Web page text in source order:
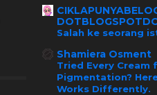
Salah ke seorang
Shamiera Osment
Tried Every Cream
Pigmentation?
Works Differently.